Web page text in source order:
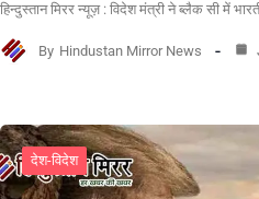
हिन्दुस्तान मिरर न्यूज़ : विदेश मंत्री ने ब्लैक सी में
By Hindustan Mirror News
देश-विदेश